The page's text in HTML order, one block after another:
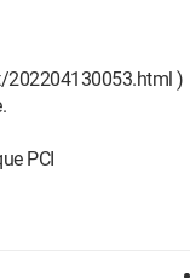
202204130053.html )
PCI